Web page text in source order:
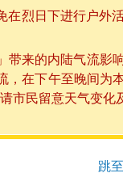
烈日下进行户外
来的内陆气流影
在下午至晚间为
市民留意天气变化
跳